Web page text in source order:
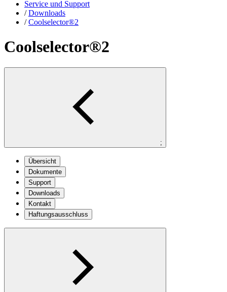
Service und Support
/ Downloads
/ Coolselector®2
Coolselector®2
;
Übersicht
Dokumente
Support
Downloads
Kontakt
Haftungsausschluss